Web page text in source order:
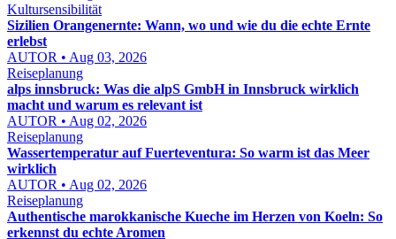
Kultursensibilität
Sizilien Orangenernte: Wann, wo und wie du die echte Ernte
erlebst
AUTOR • Aug 03, 2026
Reiseplanung
alps innsbruck: Was die alpS GmbH in Innsbruck wirklich
macht und warum es relevant ist
AUTOR • Aug 02, 2026
Reiseplanung
Wassertemperatur auf Fuerteventura: So warm ist das Meer
wirklich
AUTOR • Aug 02, 2026
Reiseplanung
Authentische marokkanische Kueche im Herzen von Koeln: So
erkennst du echte Aromen